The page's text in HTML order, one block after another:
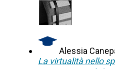
Alessia
La virtualità nello